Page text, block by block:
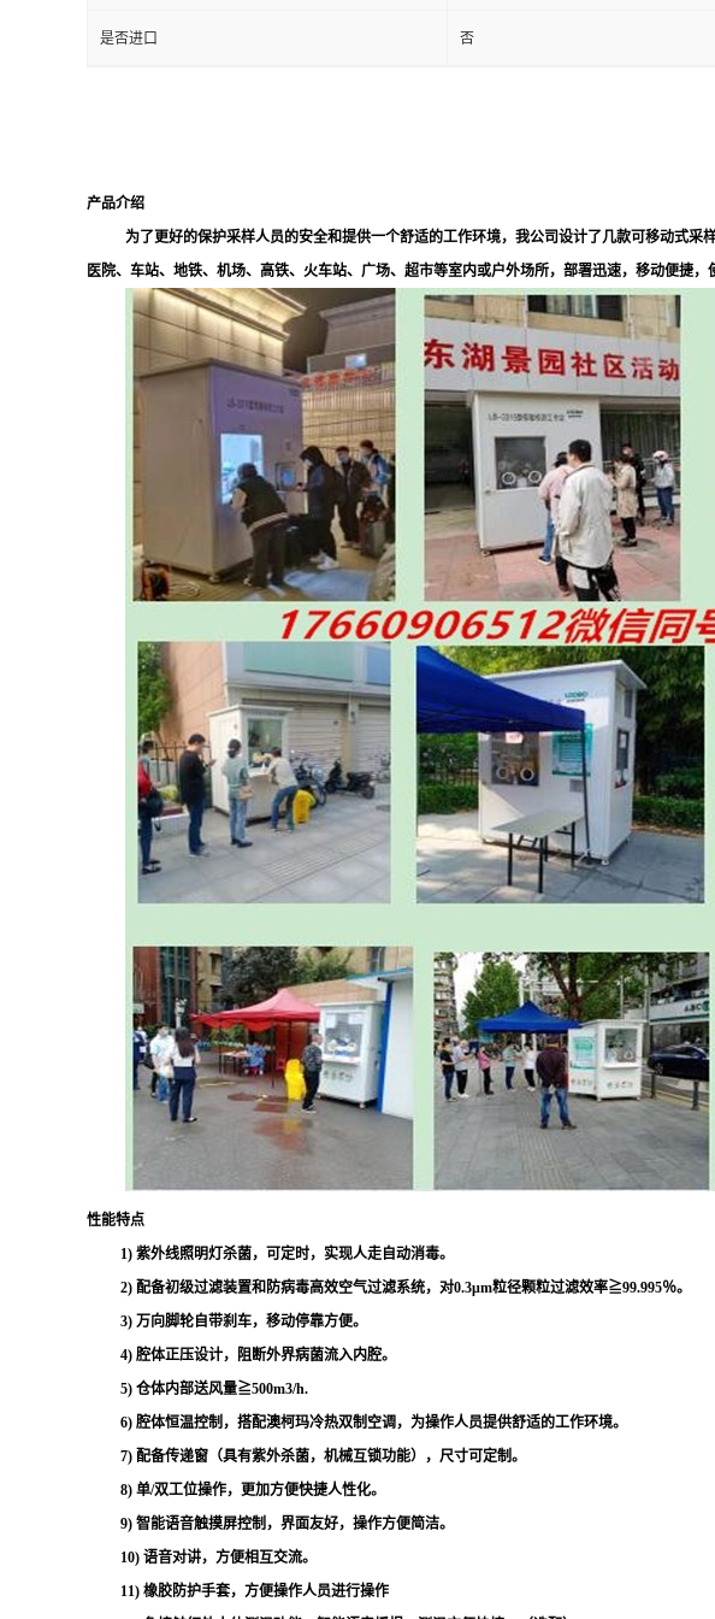
是否进口 否
产品介绍
为了更好的保护采样人员的安全和提供一个舒适的工作环境，我公司设计了几款可移动式
医院、车站、地铁、机场、高铁、火车站、广场、超市等室内或户外场所，部署迅速，移动便捷，
性能特点
1) 紫外线照明灯杀菌，可定时，实现人走自动消毒。
2) 配备初级过滤装置和防病毒高效空气过滤系统，对0.3μm粒径颗粒过滤效率≧99.995％。
3) 万向脚轮自带刹车，移动停靠方便。
4) 腔体正压设计，阻断外界病菌流入内腔。
5)仓体内部送风量≧500m3/h.
6) 腔体恒温控制，搭配澳柯玛冷热双制空调，为操作人员提供舒适的工作环境。
7) 配备传递窗（具有紫外杀菌，机械互锁功能），尺寸可定制。
8)单/双工位操作，更加方便快捷人性化。
9) 智能语音触摸屏控制，界面友好，操作方便简洁。
10) 语音对讲，方便相互交流。
11) 橡胶防护手套，方便操作人员进行操作